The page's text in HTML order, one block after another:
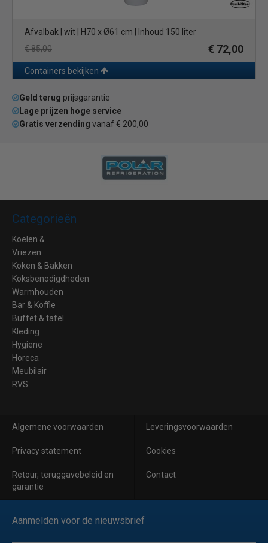
Afvalbak | wit | H70 x Ø61 cm | Inhoud 150 liter
€ 85,00
€ 72,00
Containers bekijken
Geld terug prijsgarantie
Lage prijzen hoge service
Gratis verzending vanaf € 200,00
Categorieën
Koelen &
Vriezen
Koken & Bakken
Koksbenodigdheden
Warmhouden
Bar & Koffie
Buffet & tafel
Kleding
Hygiene
Horeca
Meubilair
RVS
Algemene voorwaarden Leveringsvoorwaarden
Privacy statement Cookies
Retour, teruggavebeleid en
garantie
Contact
Aanmelden voor de nieuwsbrief